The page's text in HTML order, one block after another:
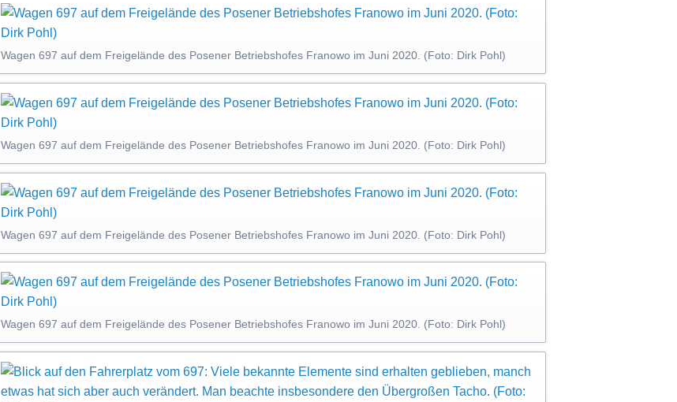
Wagen 697 auf dem Freigelände des Posener Betriebshofes Franowo im Juni 2020. (Foto: Dirk Pohl)
Wagen 697 auf dem Freigelände des Posener Betriebshofes Franowo im Juni 2020. (Foto: Dirk Pohl)
Wagen 697 auf dem Freigelände des Posener Betriebshofes Franowo im Juni 2020. (Foto: Dirk Pohl)
Wagen 697 auf dem Freigelände des Posener Betriebshofes Franowo im Juni 2020. (Foto: Dirk Pohl)